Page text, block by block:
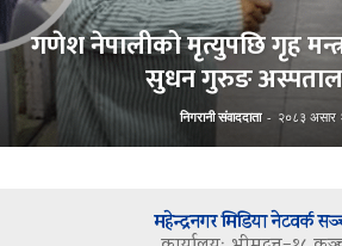
गणेश नेपालीको मृत्युपछि गृह
सुधन गुरुङ
निगरानी संवाददाता - २०८३ असार
महेन्द्रनगर मिडिया नेटवर्क